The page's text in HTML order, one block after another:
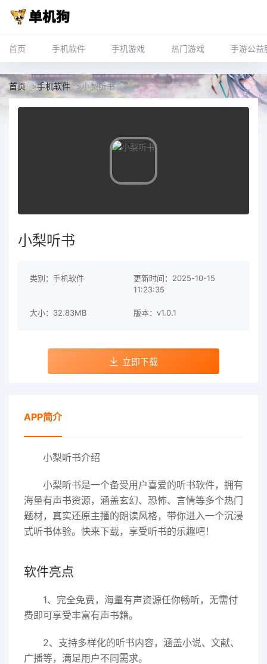
首页 手机软件 手机游戏 热门游戏 手游公益
首页 >手机软件 >小梨听书
小梨听书
类别：手机软件
更新时间：2025-10-15
11:23:35
大小：32.83MB 版本：v1.0.1
立即下载
APP简介
小梨听书介绍
小梨听书是一个备受用户喜爱的听书软件，拥有
海量有声书资源，涵盖玄幻、恐怖、言情等多个热门
题材，真实还原主播的朗读风格，带你进入一个沉浸
式听书体验。快来下载，享受听书的乐趣吧！
软件亮点
1、完全免费，海量有声资源任你畅听，无需付
费即可享受丰富有声书籍。
2、支持多样化的听书内容，涵盖小说、文献、
广播等，满足用户不同需求。